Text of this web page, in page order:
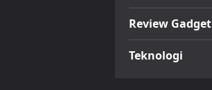
Review Gadget
Teknologi